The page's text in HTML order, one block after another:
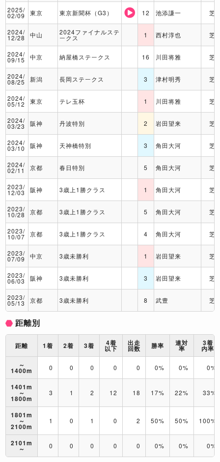
2025/
02/09 東京 東京新聞杯（G3） 12 池添謙一 芝
2024/
12/28 中山 2024ファイナルステ
ークス 1 西村淳也 芝
2024/
09/15 中京 納屋橋ステークス 16 川田将雅 芝
2024/
08/25 新潟 長岡ステークス 3 津村明秀 芝
2024/
05/12 東京 テレ玉杯 1 川田将雅 芝
2024/
03/23 阪神 丹波特別 2 岩田望来 芝
2024/
03/10 阪神 天神橋特別 3 角田大河 芝
2024/
02/11 京都 春日特別 5 角田大河 芝
2023/
12/03 阪神 3歳上1勝クラス 1 角田大河 芝
2023/
10/28 京都 3歳上1勝クラス 5 角田大河 芝
2023/
10/07 京都 3歳上1勝クラス 4 角田大河 芝
2023/
07/09 中京 3歳未勝利 1 岩田望来 芝
2023/
06/03 阪神 3歳未勝利 3 岩田望来 芝
2023/
05/13 京都 3歳未勝利 8 武豊 芝
距離別
距離 1着 2着 3着 4着
以下
出走
回数 勝率 連対
率
3着
内率
～
1400m 0 0 0 0 0 0% 0% 0%
1401m
～
1800m
3 1 2 12 18 17% 22% 33%
1801m
～
2100m
1 0 1 0 2 50% 50% 100%
2101m
～ 0 0 0 0 0 0% 0% 0%